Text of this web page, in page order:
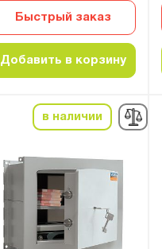
Быстрый заказ
Добавить в корзину
в наличии